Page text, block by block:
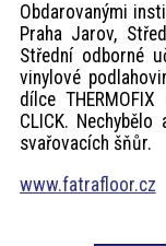
Obdarovanými
Praha Jarov,
Střední odborné
vinylové
dílce
CLICK.
svařovacích šňůr.
www.fatrafloor.cz